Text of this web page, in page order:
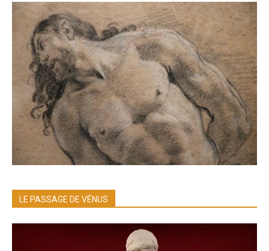
LE PASSAGE DE VÉNUS